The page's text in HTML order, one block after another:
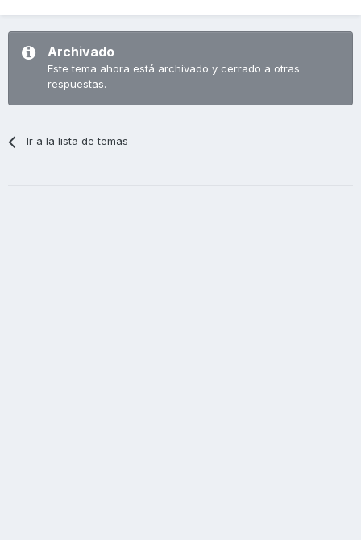
Archivado
Este tema ahora está archivado y cerrado a otras
respuestas.
Ir a la lista de temas